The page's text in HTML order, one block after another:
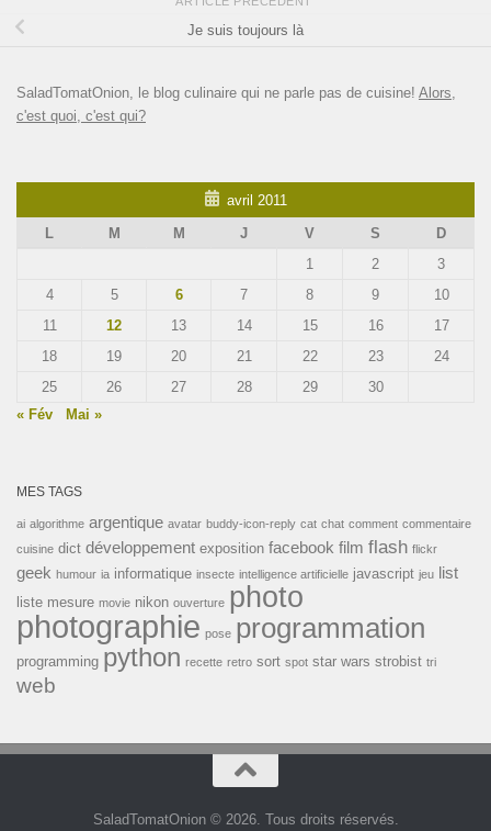
Je suis toujours là
SaladTomatOnion, le blog culinaire qui ne parle pas de cuisine! Alors,
c'est quoi, c'est qui?
avril 2011
L
M M J V S
D
1
2
3
4
5 6 7 8 9
10
11
12 13 14 15 16
17
18
19 20 21 22 23
24
25
26 27 28 29
30
« Fév
Mai »
MES TAGS
ai algorithme argentique avatar buddy-icon-reply cat chat comment commentaire
cuisine dict développement exposition facebook film flash flickr
geek humour ia informatique insecte intelligence artificielle javascript jeu list
liste mesure movie nikon ouverture photo
photographie pose programmation
programming python recette retro sort spot star wars strobist tri
web
SaladTomatOnion © 2026. Tous droits réservés.